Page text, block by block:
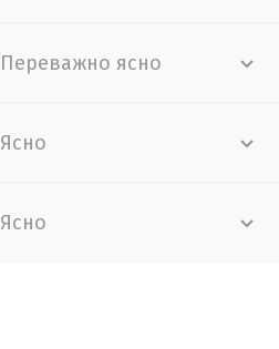
Переважно ясно
Ясно
Ясно